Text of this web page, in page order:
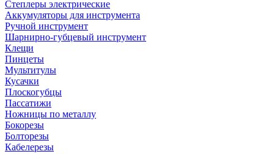
Степлеры электрические
Аккумуляторы для инструмента
Ручной инструмент
Шарнирно-губцевый инструмент
Клещи
Пинцеты
Мультитулы
Кусачки
Плоскогубцы
Пассатижи
Ножницы по металлу
Бокорезы
Болторезы
Кабелерезы